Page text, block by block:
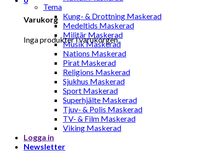
Varukorg
Inga produkter i varukorgen.
Tema
Kung- & Drottning Maskerad
Medeltids Maskerad
Militär Maskerad
Musik Maskerad
Nations Maskerad
Pirat Maskerad
Religions Maskerad
Sjukhus Maskerad
Sport Maskerad
Superhjälte Maskerad
Tjuv- & Polis Maskerad
TV- & Film Maskerad
Viking Maskerad
Logga in
Newsletter